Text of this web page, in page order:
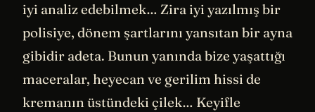
iyi analiz edebilmek… Zira iyi yazılmış bir
polisiye, dönem şartlarını yansıtan bir ayna
gibidir adeta. Bunun yanında bize yaşattığı
maceralar, heyecan ve gerilim hissi de
kremanın üstündeki çilek… Keyifle